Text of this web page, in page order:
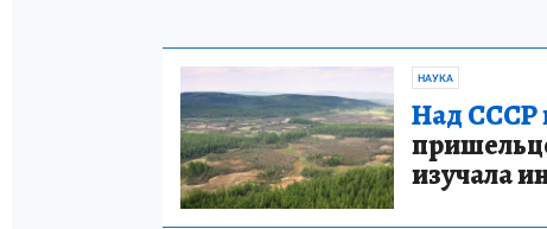
НАУКА
Над СССР
изучала